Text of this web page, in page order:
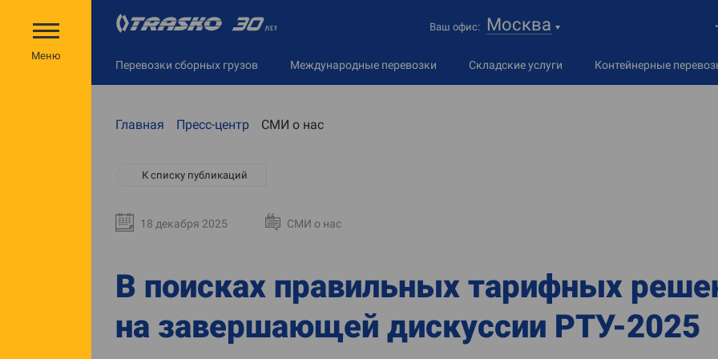
Меню
Ваш офис: Москва
Перевозки сборных грузов Международные перевозки Складские услуги Контейнерные
Главная Пресс-центр СМИ о нас
К списку публикаций
18 декабря 2025 СМИ о нас
В поисках правильных тарифных
на завершающей дискуссии РТУ-2025